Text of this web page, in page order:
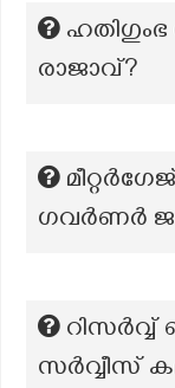
ഹതിഗുംഭ
രാജാവ്?
ഗവർണർ
റിസർവ്വ്
സർവ്വീസ്